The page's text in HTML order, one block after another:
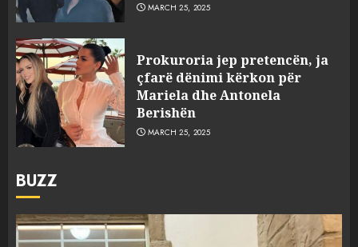
MARCH 25, 2025
Prokuroria jep pretencën, ja
çfarë dënimi kërkon për
Mariela dhe Antonela
Berishën
MARCH 25, 2025
BUZZ